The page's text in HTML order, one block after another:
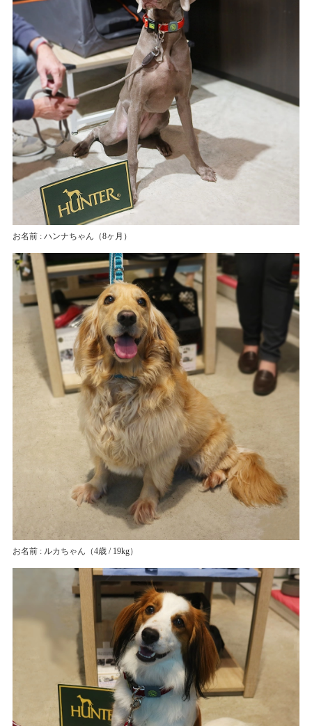
お名前 : ハンナちゃん （8ヶ月）
お名前 : ルカちゃん （4歳 / 19kg）